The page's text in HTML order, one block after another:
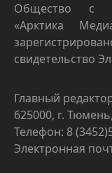
Общество с
«Арктика
свидетельство
Главный
625000, г.
Телефон: 8
Электронная